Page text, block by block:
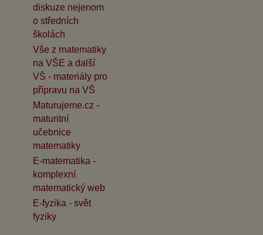
diskuze nejenom
o středních
školách
Vše z matematiky
na VŠE a další
VŠ - materiály pro
přípravu na VŠ
Maturujeme.cz -
maturitní
učebnice
matematiky
E-matematika -
komplexní
matematický web
E-fyzika - svět
fyziky